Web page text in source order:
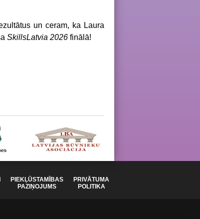
un ceram, ka Laura
SkillsLatvia 2026 finālā!
PIEKĻŪSTAMĪBAS
PAZIŅOJUMS
PRIVĀTUMA
POLITIKA